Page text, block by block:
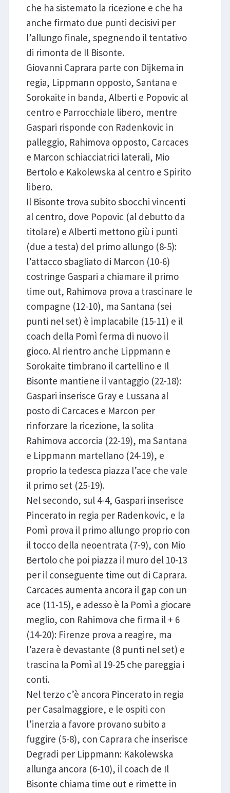
che ha sistemato la ricezione e che ha
anche firmato due punti decisivi per
l’allungo finale, spegnendo il tentativo
di rimonta de Il Bisonte.
Giovanni Caprara parte con Dijkema in
regia, Lippmann opposto, Santana e
Sorokaite in banda, Alberti e Popovic al
centro e Parrocchiale libero, mentre
Gaspari risponde con Radenkovic in
palleggio, Rahimova opposto, Carcaces
e Marcon schiacciatrici laterali, Mio
Bertolo e Kakolewska al centro e Spirito
libero.
Il Bisonte trova subito sbocchi vincenti
al centro, dove Popovic (al debutto da
titolare) e Alberti mettono giù i punti
(due a testa) del primo allungo (8-5):
l’attacco sbagliato di Marcon (10-6)
costringe Gaspari a chiamare il primo
time out, Rahimova prova a trascinare le
compagne (12-10), ma Santana (sei
punti nel set) è implacabile (15-11) e il
coach della Pomì ferma di nuovo il
gioco. Al rientro anche Lippmann e
Sorokaite timbrano il cartellino e Il
Bisonte mantiene il vantaggio (22-18):
Gaspari inserisce Gray e Lussana al
posto di Carcaces e Marcon per
rinforzare la ricezione, la solita
Rahimova accorcia (22-19), ma Santana
e Lippmann martellano (24-19), e
proprio la tedesca piazza l’ace che vale
il primo set (25-19).
Nel secondo, sul 4-4, Gaspari inserisce
Pincerato in regia per Radenkovic, e la
Pomì prova il primo allungo proprio con
il tocco della neoentrata (7-9), con Mio
Bertolo che poi piazza il muro del 10-13
per il conseguente time out di Caprara.
Carcaces aumenta ancora il gap con un
ace (11-15), e adesso è la Pomì a giocare
meglio, con Rahimova che firma il + 6
(14-20): Firenze prova a reagire, ma
l’azera è devastante (8 punti nel set) e
trascina la Pomì al 19-25 che pareggia i
conti.
Nel terzo c’è ancora Pincerato in regia
per Casalmaggiore, e le ospiti con
l’inerzia a favore provano subito a
fuggire (5-8), con Caprara che inserisce
Degradi per Lippmann: Kakolewska
allunga ancora (6-10), il coach de Il
Bisonte chiama time out e rimette in